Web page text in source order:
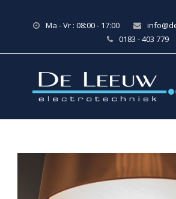
Ma - Vr : 08:00 - 17:00
0183 - 403 779